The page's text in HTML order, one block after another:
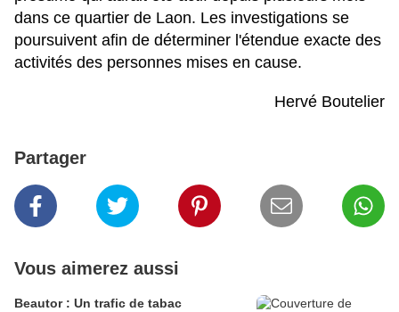
dans ce quartier de Laon. Les investigations se
poursuivent afin de déterminer l'étendue exacte des
activités des personnes mises en cause.
Hervé Boutelier
Partager
Vous aimerez aussi
Beautor : Un trafic de tabac